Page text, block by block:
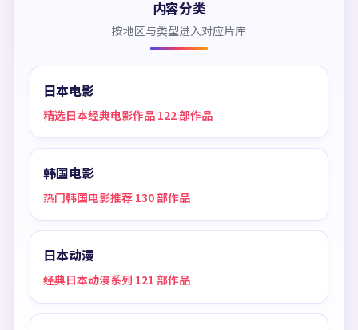
内容分类
按地区与类型进入对应片库
日本电影
精选日本经典电影作品 122 部作品
韩国电影
热门韩国电影推荐 130 部作品
日本动漫
经典日本动漫系列 121 部作品